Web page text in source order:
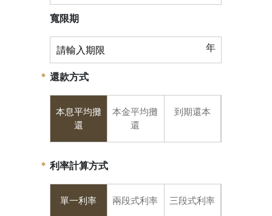
寬限期
年
還款方式
本息平均攤
還
本金平均攤
還
到期還本
利率計算方式
單一利率 兩段式利率 三段式利率